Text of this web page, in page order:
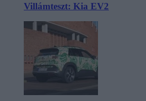
Villámteszt: Kia EV2